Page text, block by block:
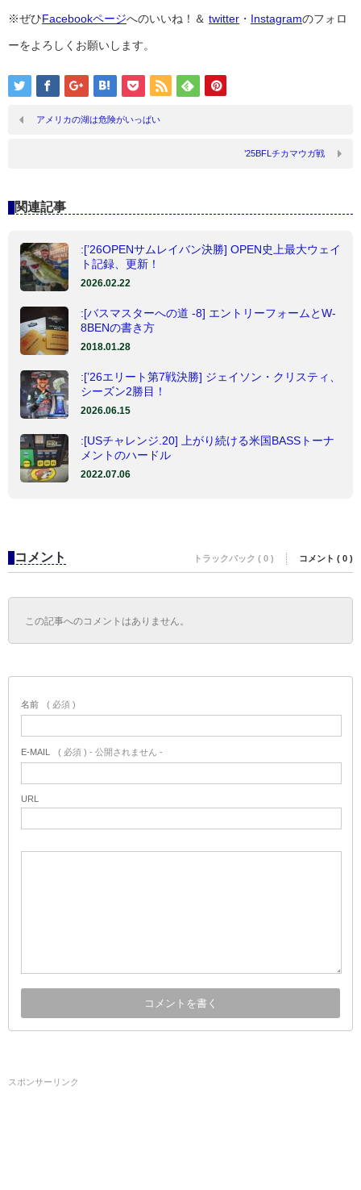
※ぜひFacebookページへのいいね！＆ twitter ・ Instagramのフォロ
ーをよろしくお願いします。
アメリカの湖は危険がいっぱい
’25BFLチカマウガ戦
関連記事
:[’26OPENサムレイバン決勝] OPEN史上最大ウェイ
ト記録、更新！
2026.02.22
:[バスマスターへの道 -8] エントリーフォームとW-
8BENの書き方
2018.01.28
:[’26エリート第7戦決勝] ジェイソン・クリスティ、
シーズン2勝目！
2026.06.15
:[USチャレンジ.20] 上がり続ける米国BASSトーナ
メントのハードル
2022.07.06
コメント トラックバック ( 0 ) コメント ( 0 )
この記事へのコメントはありません。
名前 ( 必須 )
E-MAIL ( 必須 ) - 公開されません -
URL
スポンサーリンク